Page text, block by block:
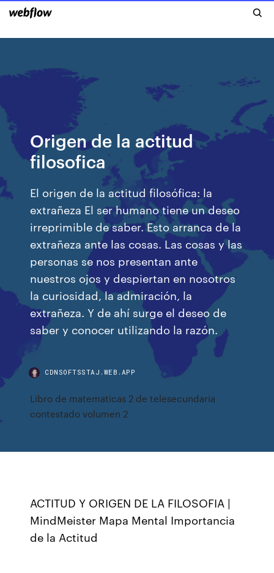
Origen de la actitud
filosofica
El origen de la actitud filosófica: la
extrañeza El ser humano tiene un deseo
irreprimible de saber. Esto arranca de la
extrañeza ante las cosas. Las cosas y las
personas se nos presentan ante
nuestros ojos y despiertan en nosotros
la curiosidad, la admiración, la
extrañeza. Y de ahí surge el deseo de
saber y conocer utilizando la razón.
CDNSOFTSSTAJ.WEB.APP
Libro de matematicas 2 de telesecundaria
contestado volumen 2
ACTITUD Y ORIGEN DE LA FILOSOFIA |
MindMeister Mapa Mental Importancia
de la Actitud